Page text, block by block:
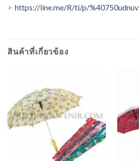
> https://line.me/R/ti/p/%40750udnuv
สินค้าที่เกี่ยวข้อง